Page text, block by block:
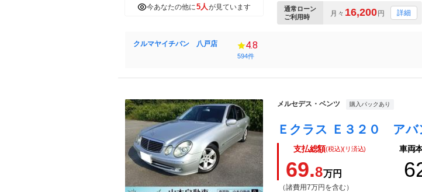
今あなたの他に5人 が見ています
通常ローン
ご利用時
月々 16,200 円 詳細
クルマヤイチバン 八戸店 4.8
594件
メルセデス・ベンツ 購入パックあり
支払総額(税込)(リ済込)
69.8万円
（諸費用7万円を含む）
車両